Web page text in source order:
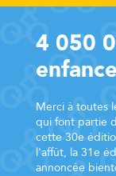
4 050
Merci à toutes
qui font partie
cette 30e
l'affût, la 31e
annoncée